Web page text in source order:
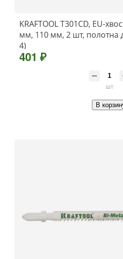
KRAFTOOL T301CD, EU-
мм, 110 мм, 2 шт, полотна
4)
401 ₽
шт
В